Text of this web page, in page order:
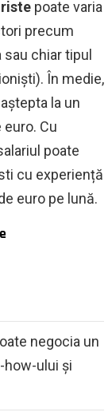
poate varia
precum
sau chiar tipul
În medie,
la un
euro. Cu
poate
cu experiență
euro pe lună.
negocia un
how-ului și